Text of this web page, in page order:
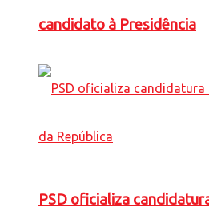
candidato à Presidência
PSD oficializa